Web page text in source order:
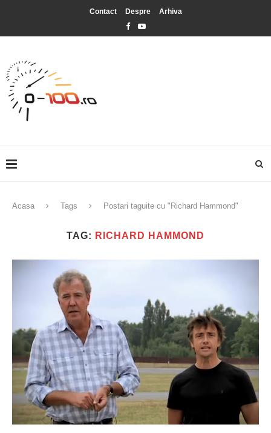
Contact Despre Arhiva
Acasa Tags Postari taguite cu "Richard Hammond"
TAG: RICHARD HAMMOND